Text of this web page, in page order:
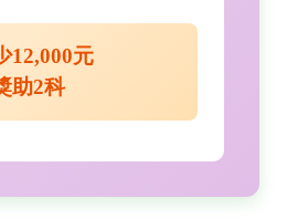
12,000元
助2科